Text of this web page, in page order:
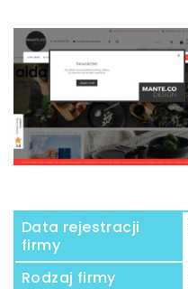
Data rejestracji
firmy
Rodzaj firmy